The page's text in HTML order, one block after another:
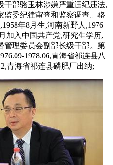
干部骆玉林涉嫌严重违纪违法,
监委纪律审查和监察调查。骆
年8月生,河南新野人,1976
加入中国共产党,研究生学历,
管理委员会副部长级干部。第
1978.06,青海省祁连县八
青海省祁连县磷肥厂出纳;